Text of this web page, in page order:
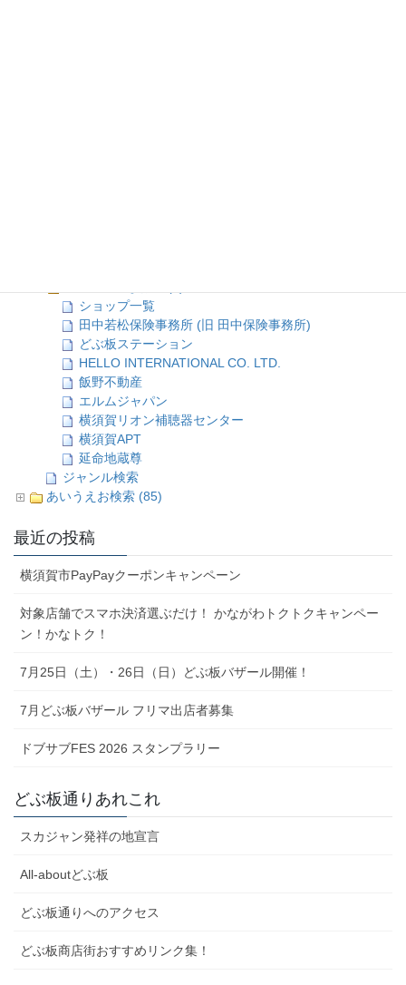
ショップ一覧
田中若松保険事務所 (旧 田中保険事務所)
どぶ板ステーション
HELLO INTERNATIONAL CO. LTD.
飯野不動産
エルムジャパン
横須賀リオン補聴器センター
横須賀APT
延命地蔵尊
ジャンル検索
あいうえお検索 (85)
最近の投稿
横須賀市PayPayクーポンキャンペーン
対象店舗でスマホ決済選ぶだけ！ かながわトクトクキャンペー
ン！かなトク！
7月25日（土）・26日（日）どぶ板バザール開催！
7月どぶ板バザール フリマ出店者募集
ドブサブFES 2026 スタンプラリー
どぶ板通りあれこれ
スカジャン発祥の地宣言
All-aboutどぶ板
どぶ板通りへのアクセス
どぶ板商店街おすすめリンク集！